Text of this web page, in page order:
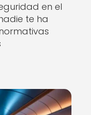
en el
te ha